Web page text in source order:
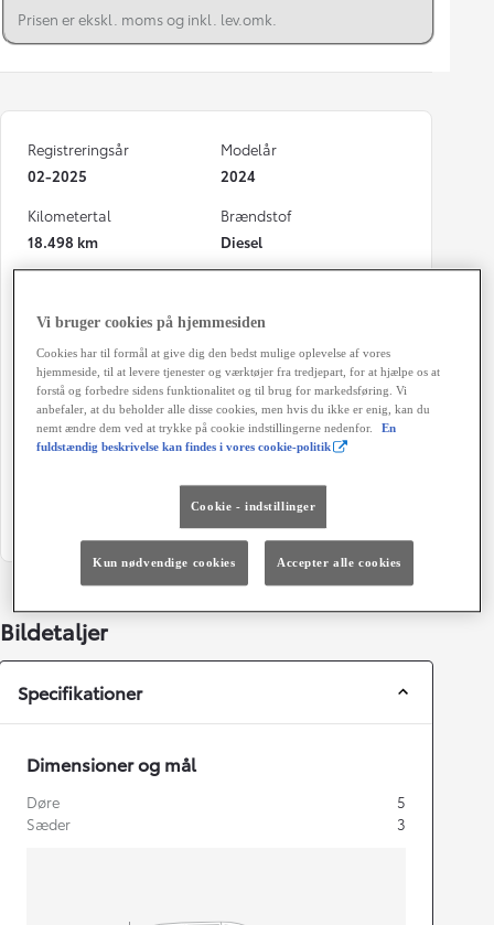
Prisen er ekskl. moms og inkl. lev.omk.
Registreringsår
02-2025
Modelår
2024
Kilometertal
18.498 km
Brændstof
Diesel
Co2 (blandet kørsel)
228 g/km
Geartype
Automatisk gearkasse
Døre
Farve
EEA - Black Opal
10.580 kr.
Bildetaljer
Specifikationer
Dimensioner og mål
Døre
5
Sæder
3
Vi bruger cookies på hjemmesiden
Cookies har til formål at give dig den bedst mulige oplevelse af vores
hjemmeside, til at levere tjenester og værktøjer fra tredjepart, for at hjælpe os at
forstå og forbedre sidens funktionalitet og til brug for markedsføring. Vi
anbefaler, at du beholder alle disse cookies, men hvis du ikke er enig, kan du
nemt ændre dem ved at trykke på cookie indstillingerne nedenfor.
En
fuldstændig beskrivelse kan findes i vores cookie-politik
Cookie - indstillinger
Kun nødvendige cookies Accepter alle cookies